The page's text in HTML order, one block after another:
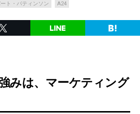
ート・パティンソン A24
みは、マーケティング